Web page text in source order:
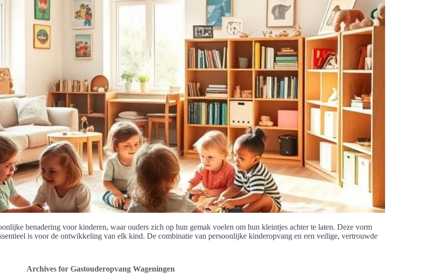
benadering voor kinderen, waar ouders zich op hun gemak voelen om hun kleintjes achter te laten. Deze vorm
is voor de ontwikkeling van elk kind. De combinatie van persoonlijke kinderopvang en een veilige, vertrouwde
Archives for Gastouderopvang Wageningen